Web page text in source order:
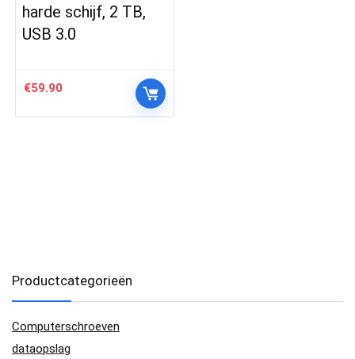
harde schijf, 2 TB,
USB 3.0
€59.90
Productcategorieën
Computerschroeven
dataopslag